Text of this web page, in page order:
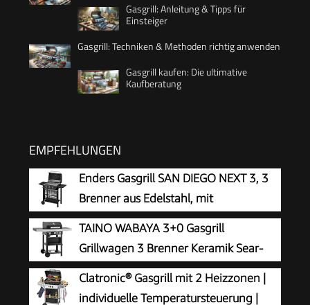
Gasgrill: Anleitung & Tipps für
Einsteiger
Gasgrill: Techniken & Methoden richtig anwenden
Gasgrill kaufen: Die ultimative
Kaufberatung
EMPFEHLUNGEN
Enders Gasgrill SAN DIEGO NEXT 3, 3
Brenner aus Edelstahl, mit
Grillthermometer, kleiner, Camping,
Edelstahlrost, Balkon Gas Grill,stabile
Seitenablagen#80166
TAINO WABAYA 3+0 Gasgrill
Grillwagen 3 Brenner Keramik Sear-
Burner Piezo-Zündung Thermometer
Warmhalterost Schwarz Matt
Clatronic® Gasgrill mit 2 Heizzonen |
individuelle Temperatursteuerung |